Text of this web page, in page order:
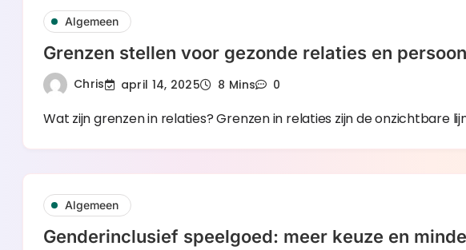
Algemeen
Grenzen stellen voor gezonde relaties en
Chris april 14, 2025 8 Mins 0
Wat zijn grenzen in relaties? Grenzen in relaties zijn de onzichtbare
Algemeen
Genderinclusief speelgoed: meer keuze en